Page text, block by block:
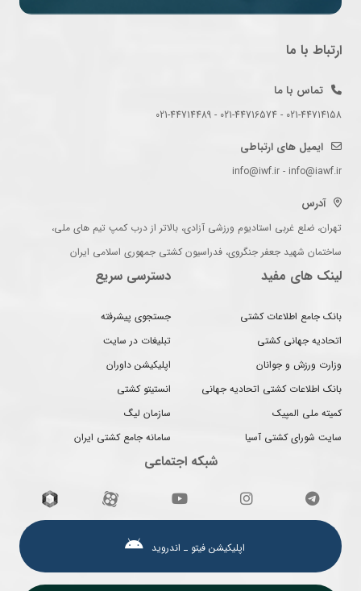
ارتباط با ما
تماس با ما
021-44714158 - 021-44716574 - 021-44714489
ایمیل های ارتباطی
info@iwf.ir - info@iawf.ir
آدرس
تهران، ضلع غربی استادیوم ورزشی آزادی، بالاتر از درب کمپ تیم های ملی،
ساختمان شهید جعفر جنگروی، فدراسیون کشتی جمهوری اسلامی ایران
لینک های مفید
بانک جامع اطلاعات کشتی
اتحادیه جهانی کشتی
وزارت ورزش و جوانان
بانک اطلاعات کشتی اتحادیه جهانی
کمیته ملی المپیک
سایت شورای کشتی آسیا
دسترسی سریع
جستجوی پیشرفته
تبلیغات در سایت
اپلیکیشن داوران
انستیتو کشتی
سازمان لیگ
سامانه جامع کشتی ایران
شبکه اجتماعی
اپلیکیشن فیتو ـ اندروید